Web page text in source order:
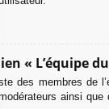
« L’équipe
des membres de
ainsi que